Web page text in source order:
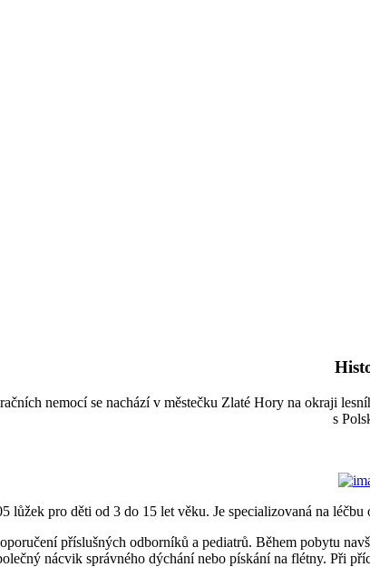
nemocí se nachází v městečku Zlaté Hory na okraji
s
lůžek pro děti od 3 do 15 let věku. Je specializovaná na
příslušných odborníků a pediatrů. Během pobytu
nácvik správného dýchání nebo pískání na flétny. Při